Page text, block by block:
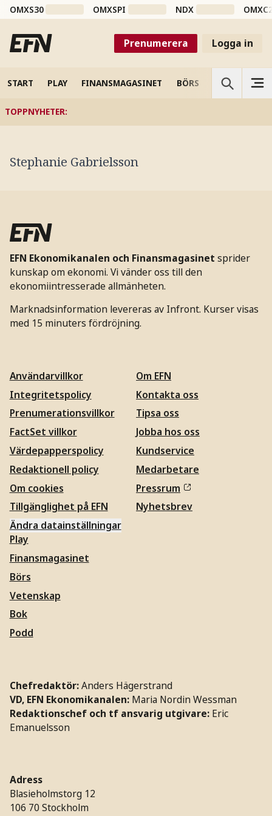
OMXS30 OMXSPI NDX
Prenumerera Logga in
START PLAY FINANSMAGASINET BÖRS VETENSKAP
TOPPNYHETER:
Stephanie Gabrielsson
EFN Ekonomikanalen och Finansmagasinet sprider
kunskap om ekonomi. Vi vänder oss till den
ekonomiintresserade allmänheten.
Marknadsinformation levereras av Infront. Kurser visas
med 15 minuters fördröjning.
Användarvillkor
Integritetspolicy
Prenumerationsvillkor
FactSet villkor
Värdepapperspolicy
Redaktionell policy
Om cookies
Tillgänglighet på EFN
Ändra datainställningar
Om EFN
Kontakta oss
Tipsa oss
Jobba hos oss
Kundservice
Medarbetare
Pressrum
Nyhetsbrev
Play
Finansmagasinet
Börs
Vetenskap
Bok
Podd
Chefredaktör:Anders Hägerstrand
VD, EFN Ekonomikanalen: Maria Nordin Wessman
Redaktionschef och tf ansvarig utgivare: Eric
Emanuelsson
Adress
Blasieholmstorg 12
106 70 Stockholm